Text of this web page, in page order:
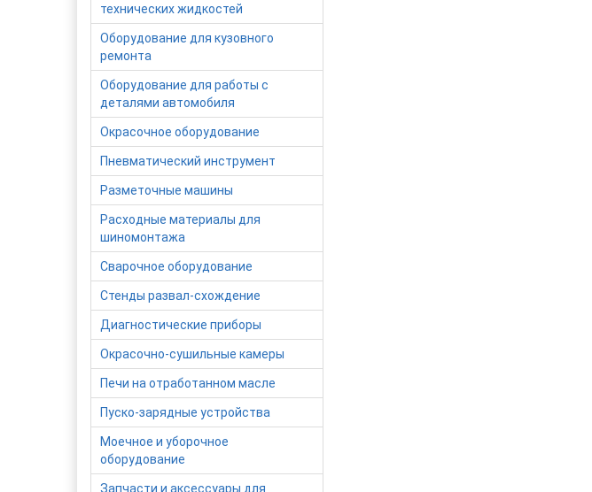
технических жидкостей
Оборудование для кузовного
ремонта
Оборудование для работы с
деталями автомобиля
Окрасочное оборудование
Пневматический инструмент
Разметочные машины
Расходные материалы для
шиномонтажа
Сварочное оборудование
Стенды развал-схождение
Диагностические приборы
Окрасочно-сушильные камеры
Печи на отработанном масле
Пуско-зарядные устройства
Моечное и уборочное
оборудование
Запчасти и аксессуары для